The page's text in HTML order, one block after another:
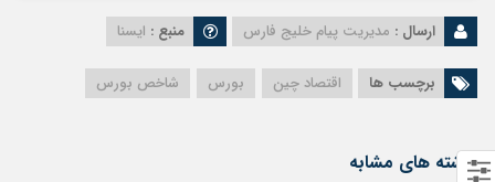
ارسال : مدیریت پیام خلیج فارس منبع : ایسنا
برچسب ها اقتصاد چین بورس شاخص بورس
نوشته های مشابه